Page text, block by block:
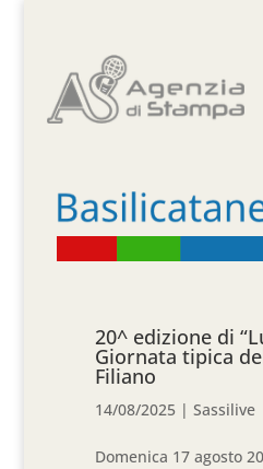
20^ edizione di
Giornata tipica
Filiano
14/08/2025 |Sassilive
Domenica 17 agosto